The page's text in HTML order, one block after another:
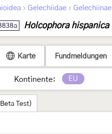
› Gelechiidae › Gelechiinae
Holcophora hispanica
Karte Fundmeldungen
Kontinente: EU
Test)